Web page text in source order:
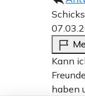
Kann
haben